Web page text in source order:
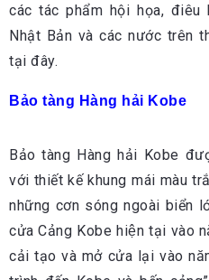
các tác phẩm hội họa,
Nhật Bản và các nước trên
tại đây.
Bảo tàng Hàng hải Kobe
Bảo tàng Hàng hải Kobe
với thiết kế khung mái màu
những cơn sóng ngoài biển
cửa Cảng Kobe hiện tại vào
cải tạo và mở cửa lại vào